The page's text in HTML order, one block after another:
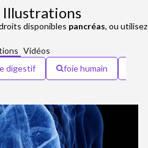
Illustrations
disponibles pancréas, ou
Vidéos
digestif foie humain